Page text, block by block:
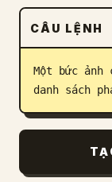
Tải xuống
Blog
Cập nhật
CÂU LỆNH
Một bức ảnh
danh sách